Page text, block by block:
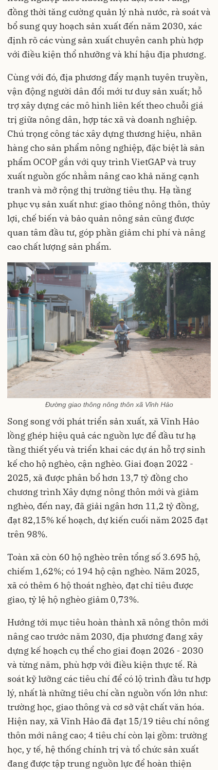
đồng thời tăng cường quản lý nhà nước, rà soát và
bổ sung quy hoạch sản xuất đến năm 2030, xác
định rõ các vùng sản xuất chuyên canh phù hợp
với điều kiện thổ nhưỡng và khí hậu địa phương.
Cùng với đó, địa phương đẩy mạnh tuyên truyền,
vận động người dân đổi mới tư duy sản xuất; hỗ
trợ xây dựng các mô hình liên kết theo chuỗi giá
trị giữa nông dân, hợp tác xã và doanh nghiệp.
Chú trọng công tác xây dựng thương hiệu, nhãn
hàng cho sản phẩm nông nghiệp, đặc biệt là sản
phẩm OCOP gắn với quy trình VietGAP và truy
xuất nguồn gốc nhằm nâng cao khả năng cạnh
tranh và mở rộng thị trường tiêu thụ. Hạ tầng
phục vụ sản xuất như: giao thông nông thôn, thủy
lợi, chế biến và bảo quản nông sản cũng được
quan tâm đầu tư, góp phần giảm chi phí và nâng
cao chất lượng sản phẩm.
Đường giao thông nông thôn xã Vĩnh Hảo
Song song với phát triển sản xuất, xã Vĩnh Hảo
lồng ghép hiệu quả các nguồn lực để đầu tư hạ
tầng thiết yếu và triển khai các dự án hỗ trợ sinh
kế cho hộ nghèo, cận nghèo. Giai đoạn 2022 -
2025, xã được phân bổ hơn 13,7 tỷ đồng cho
chương trình Xây dựng nông thôn mới và giảm
nghèo, đến nay, đã giải ngân hơn 11,2 tỷ đồng,
đạt 82,15% kế hoạch, dự kiến cuối năm 2025 đạt
trên 98%.
Toàn xã còn 60 hộ nghèo trên tổng số 3.695 hộ,
chiếm 1,62%; có 194 hộ cận nghèo. Năm 2025,
xã có thêm 6 hộ thoát nghèo, đạt chỉ tiêu được
giao, tỷ lệ hộ nghèo giảm 0,73%.
Hướng tới mục tiêu hoàn thành xã nông thôn mới
nâng cao trước năm 2030, địa phương đang xây
dựng kế hoạch cụ thể cho giai đoạn 2026 - 2030
và từng năm, phù hợp với điều kiện thực tế. Rà
soát kỹ lưỡng các tiêu chí để có lộ trình đầu tư hợp
lý, nhất là những tiêu chí cần nguồn vốn lớn như:
trường học, giao thông và cơ sở vật chất văn hóa.
Hiện nay, xã Vĩnh Hảo đã đạt 15/19 tiêu chí nông
thôn mới nâng cao; 4 tiêu chí còn lại gồm: trường
học, y tế, hệ thống chính trị và tổ chức sản xuất
đang được tập trung nguồn lực để hoàn thiện